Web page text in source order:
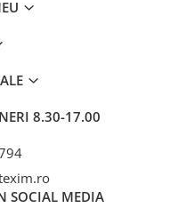
8.30-17.00
SOCIAL MEDIA